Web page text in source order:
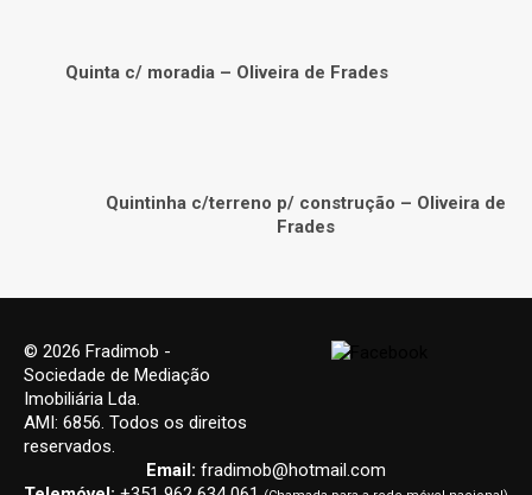
Quinta c/ moradia – Oliveira de Frades
Quintinha c/terreno p/ construção – Oliveira de
Frades
© 2026 Fradimob -
Sociedade de Mediação
Imobiliária Lda.
AMI: 6856. Todos os direitos
reservados.
Email: fradimob@hotmail.com